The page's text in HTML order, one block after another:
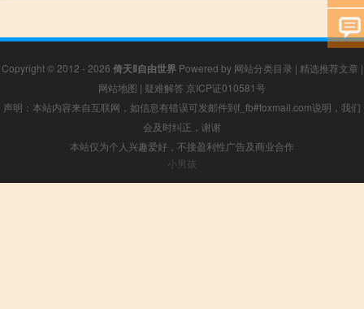
Copyright © 2012 - 2026 倚天Ⅱ自由世界Powered by 网站分类目录 | 精选推荐文章 |
网站地图 | 疑难解答 京ICP证010581号
声明：本站内容来自互联网，如信息有错误可发邮件到f_fb#foxmail.com说明，我们
会及时纠正，谢谢
本站仅为个人兴趣爱好，不接盈利性广告及商业合作
小男孩